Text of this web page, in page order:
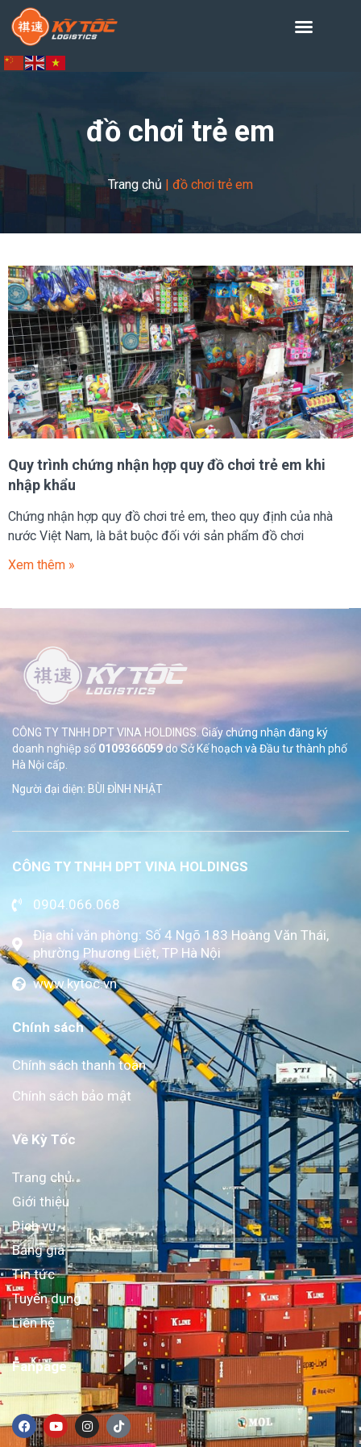
đồ chơi trẻ em
Trang chủ | đồ chơi trẻ em
Quy trình chứng nhận hợp quy đồ chơi trẻ em khi
nhập khẩu
Chứng nhận hợp quy đồ chơi trẻ em, theo quy định của nhà
nước Việt Nam, là bắt buộc đối với sản phẩm đồ chơi
Xem thêm »
CÔNG TY TNHH DPT VINA HOLDINGS. Giấy chứng nhận đăng ký
doanh nghiệp số 0109366059do SởKế hoạch và Đầu tư thành phố
Hà Nội cấp.
Người đại diện: BÙI ĐÌNH NHẬT
CÔNG TY TNHH DPT VINA HOLDINGS
0904.066.068
Địa chỉ văn phòng: Số 4 Ngõ 183 Hoàng Văn Thái,
phường Phương Liệt, TP Hà Nội
www.kytoc.vn
Chính sách
Chính sách thanh toán
Chính sách bảo mật
Về Kỳ Tốc
Trang chủ
Giới thiệu
Dịch vụ
Bảng giá
Tin tức
Tuyển dụng
Liên hệ
Fanpage